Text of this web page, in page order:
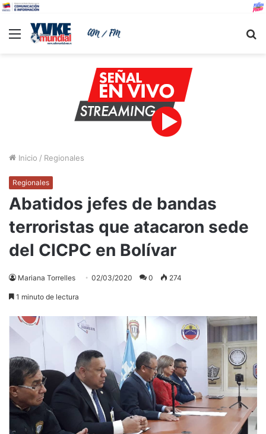
Menu
Inicio / Regionales
Regionales
Abatidos jefes de bandas
terroristas que atacaron sede
del CICPC en Bolívar
Mariana Torrelles 02/03/2020 0 274
1 minuto de lectura